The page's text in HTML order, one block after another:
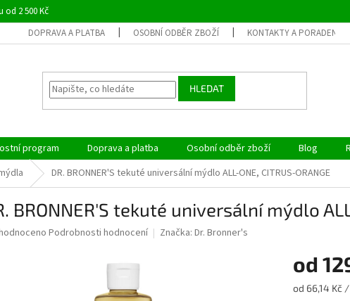
od 2 500 Kč
DOPRAVA A PLATBA OSOBNÍ ODBĚR ZBOŽÍ KONTAKTY A PORADENSTVÍ
HLEDAT
program Doprava a platba Osobní odběr zboží Blog
DR. BRONNER'S tekuté universální mýdlo ALL-ONE, CITRUS-ORANGE
BRONNER'S tekuté universální mýdlo
Podrobnosti hodnocení Značka: Dr. Bronner's
od
Měrná
od 66,14 Kč